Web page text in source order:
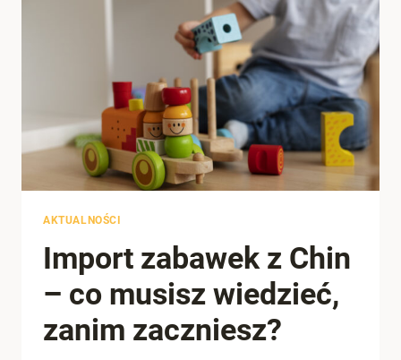
DOSTAW
–
WSZYSTKO,
MUSISZ
WIEDZIEĆ
AKTUALNOŚCI
Import zabawek z Chin
– co musisz wiedzieć,
zanim zaczniesz?